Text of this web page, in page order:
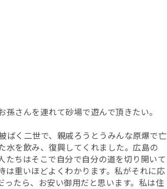
さんを連れて砂場で遊んで頂きたい。
ばく二世で、親戚ろうとうみんな原爆で亡
水を飲み、復興してくれました。広島の
ちはそこで自分で自分の道を切り開いて
は重いほどよくわかります。私がそれに応
たら、お安い御用だと思います。私は住